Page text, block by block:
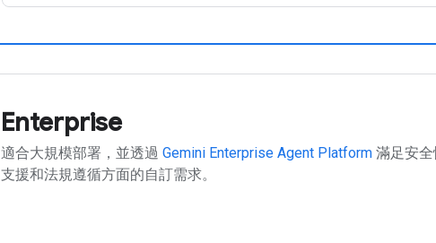
Enterprise
適合大規模部署，並透過 Gemini Enterprise Agent Platform 滿足安
支援和法規遵循方面的自訂需求。